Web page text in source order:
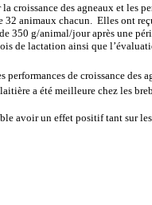
des agneaux et les
animaux chacun. Elles ont
350 g/animal/jour après une
de lactation ainsi que
de croissance des
a été meilleure chez les
avoir un effet positif tant sur